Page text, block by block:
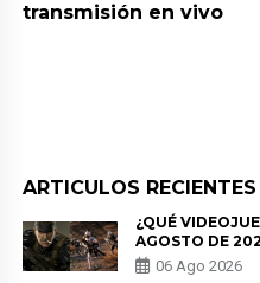
transmisión en vivo
ARTICULOS RECIENTES
¿QUÉ
AGOSTO DE
LOS ESTRENOS
06 Ago 2026